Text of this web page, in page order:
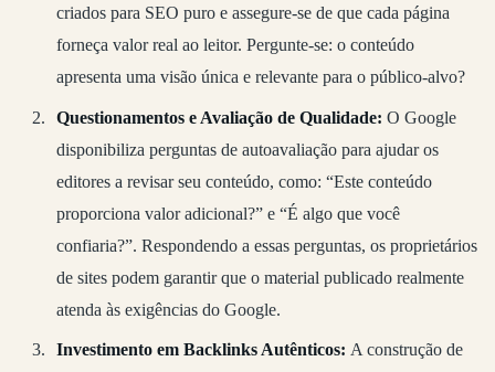
criados para SEO puro e assegure-se de que cada página
forneça valor real ao leitor. Pergunte-se: o conteúdo
apresenta uma visão única e relevante para o público-alvo?
Questionamentos e Avaliação de Qualidade: O Google
disponibiliza perguntas de autoavaliação para ajudar os
editores a revisar seu conteúdo, como: “Este conteúdo
proporciona valor adicional?” e “É algo que você
confiaria?”. Respondendo a essas perguntas, os proprietários
de sites podem garantir que o material publicado realmente
atenda às exigências do Google.
Investimento em Backlinks Autênticos: A construção de